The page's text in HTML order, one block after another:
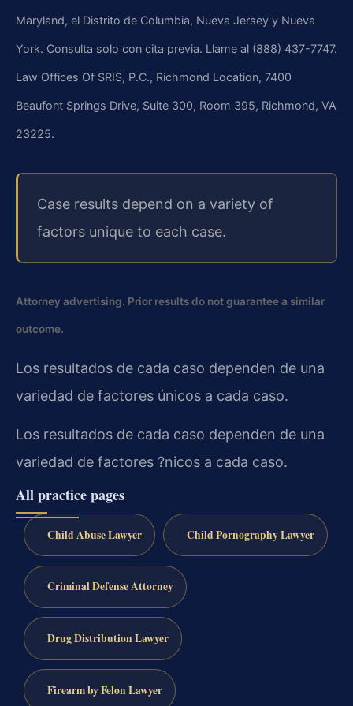
Maryland, el Distrito de Columbia, Nueva Jersey y Nueva
York. Consulta solo con cita previa. Llame al (888) 437-7747.
Law Offices Of SRIS, P.C., Richmond Location, 7400
Beaufont Springs Drive, Suite 300, Room 395, Richmond, VA
23225.
Case results depend on a variety of
factors unique to each case.
Attorney advertising. Prior results do not guarantee a similar
outcome.
Los resultados de cada caso dependen de una
variedad de factores únicos a cada caso.
Los resultados de cada caso dependen de una
variedad de factores ?nicos a cada caso.
All practice pages
Child Abuse Lawyer Child Pornography Lawyer
Criminal Defense Attorney
Drug Distribution Lawyer
Firearm by Felon Lawyer